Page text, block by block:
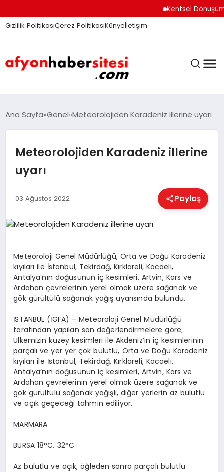
Kentsel Dönüşüm Ofisi
Gizlilik PolitikasıÇerez PolitikasıKünyeİletişim
ANASAYFA
GÜNDEM
EĞITIM
EKONOMI
HABERLER
MAGAZIN
SAĞLIK
SPOR
TEKNOLOJI
Ana Sayfa Genel Meteorolojiden Karadeniz illerine uyarı
Meteorolojiden Karadeniz illerine
uyarı
03 Ağustos 2022 Paylaş
Meteoroloji Genel Müdürlüğü, Orta ve Doğu Karadeniz
kıyıları ile İstanbul, Tekirdağ, Kırklareli, Kocaeli,
Antalya’nın doğusunun iç kesimleri, Artvin, Kars ve
Ardahan çevrelerinin yerel olmak üzere sağanak ve
gök gürültülü sağanak yağış uyarısında bulundu.
İSTANBUL (İGFA) – Meteoroloji Genel Müdürlüğü
tarafından yapılan son değerlendirmelere göre;
Ülkemizin kuzey kesimleri ile Akdeniz’in iç kesimlerinin
parçalı ve yer yer çok bulutlu, Orta ve Doğu Karadeniz
kıyıları ile İstanbul, Tekirdağ, Kırklareli, Kocaeli,
Antalya’nın doğusunun iç kesimleri, Artvin, Kars ve
Ardahan çevrelerinin yerel olmak üzere sağanak ve
gök gürültülü sağanak yağışlı, diğer yerlerin az bulutlu
ve açık geçeceği tahmin ediliyor.
MARMARA
BURSA 18°C, 32°C
Az bulutlu ve açık, öğleden sonra parçalı bulutlu